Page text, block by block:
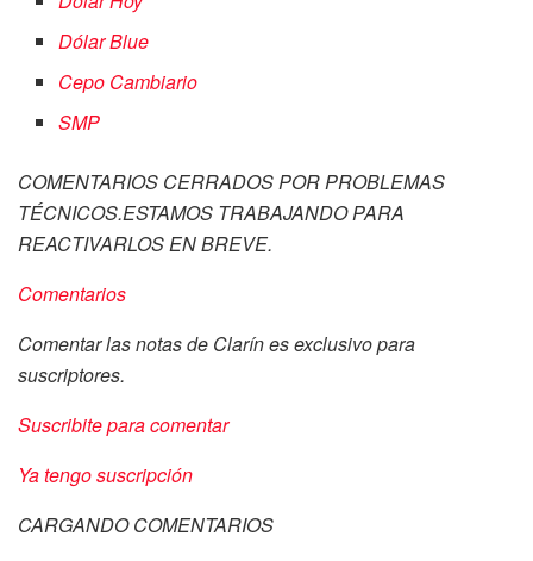
Dólar Blue
Cepo Cambiario
SMP
COMENTARIOS CERRADOS POR PROBLEMAS
TÉCNICOS.ESTAMOS TRABAJANDO PARA
REACTIVARLOS EN BREVE.
Comentarios
Comentar las notas de Clarín es exclusivo para
suscriptores.
Suscribite para comentar
Ya tengo suscripción
CARGANDO COMENTARIOS